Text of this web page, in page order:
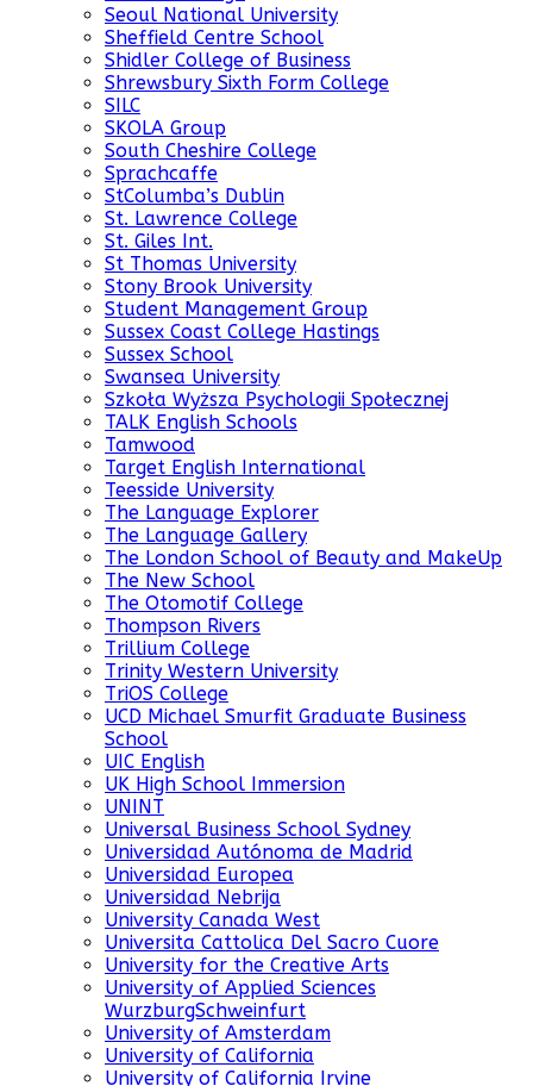
Seoul National University
Sheffield Centre School
Shidler College of Business
Shrewsbury Sixth Form College
SILC
SKOLA Group
South Cheshire College
Sprachcaffe
StColumba’s Dublin
St. Lawrence College
St. Giles Int.
St Thomas University
Stony Brook University
Student Management Group
Sussex Coast College Hastings
Sussex School
Swansea University
Szkoła Wyższa Psychologii Społecznej
TALK English Schools
Tamwood
Target English International
Teesside University
The Language Explorer
The Language Gallery
The London School of Beauty and MakeUp
The New School
The Otomotif College
Thompson Rivers
Trillium College
Trinity Western University
TriOS College
UCD Michael Smurfit Graduate Business
School
UIC English
UK High School Immersion
UNINT
Universal Business School Sydney
Universidad Autónoma de Madrid
Universidad Europea
Universidad Nebrija
University Canada West
Universita Cattolica Del Sacro Cuore
University for the Creative Arts
University of Applied Sciences
WurzburgSchweinfurt
University of Amsterdam
University of California
University of California Irvine